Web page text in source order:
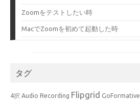
Zoomをテストしたい時
MacでZoomを初めて起動した時
タグ
4択 Audio Recording Flipgrid GoFormative